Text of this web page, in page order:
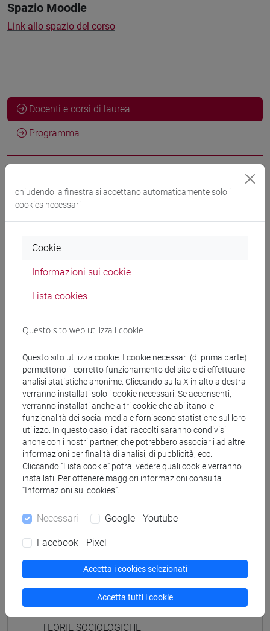
Spazio Moodle
Link allo spazio del corso
Docenti e corsi di laurea
Programma
Materiali su Moodle
[FT2] FILOSOFIA - Laurea
filosofia/filosofia e storia/filosofia e scienze
umane/filosofia e storia
[FT5] STORIA - Laurea
antropologico/storico - dall'egemonia europea alla
mondializzazione
TEORIE SOCIOLOGICHE I GRUPPO DI LAVORO
[FT0517]
Struttura generale dell'insegnamento
TEORIE SOCIOLOGICHE
chiudendo la finestra si accettano automaticamente solo i
cookies necessari
Cookie
Informazioni sui cookie
Lista cookies
Questo sito web utilizza i cookie
Questo sito utilizza cookie. I cookie necessari (di prima parte)
permettono il corretto funzionamento del sito e di effettuare
analisi statistiche anonime. Cliccando sulla X in alto a destra
verranno installati solo i cookie necessari. Se acconsenti,
verranno installati anche altri cookie che abilitano le
funzionalità dei social media e forniscono statistiche sul loro
utilizzo. In questo caso, i dati raccolti saranno condivisi
anche con i nostri partner, che potrebbero associarli ad altre
informazioni per finalità di analisi, di pubblicità, ecc.
Cliccando “Lista cookie” potrai vedere quali cookie verranno
installati. Per ottenere maggiori informazioni consulta
“Informazioni sui cookies”.
Necessari Google - Youtube
Facebook - Pixel
Accetta i cookies selezionati
Accetta tutti i cookie